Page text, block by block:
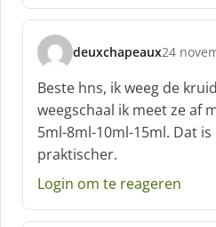
deuxchapeaux
s
c
h
r
e
e
:
24
Beste hns, ik weeg de
weegschaal ik meet ze af
5ml-8ml-10ml-15ml. Dat
praktischer.
Login om te reageren